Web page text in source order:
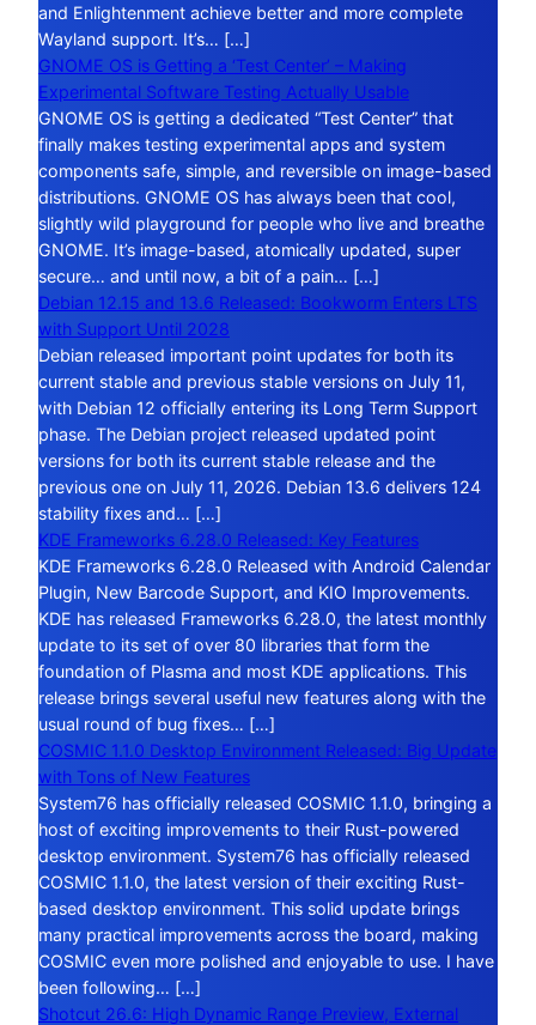
and Enlightenment achieve better and more complete
Wayland support. It’s… […]
GNOME OS is Getting a ‘Test Center’ – Making
Experimental Software Testing Actually Usable
GNOME OS is getting a dedicated “Test Center” that
finally makes testing experimental apps and system
components safe, simple, and reversible on image-based
distributions. GNOME OS has always been that cool,
slightly wild playground for people who live and breathe
GNOME. It’s image-based, atomically updated, super
secure… and until now, a bit of a pain… […]
Debian 12.15 and 13.6 Released: Bookworm Enters LTS
with Support Until 2028
Debian released important point updates for both its
current stable and previous stable versions on July 11,
with Debian 12 officially entering its Long Term Support
phase. The Debian project released updated point
versions for both its current stable release and the
previous one on July 11, 2026. Debian 13.6 delivers 124
stability fixes and… […]
KDE Frameworks 6.28.0 Released: Key Features
KDE Frameworks 6.28.0 Released with Android Calendar
Plugin, New Barcode Support, and KIO Improvements.
KDE has released Frameworks 6.28.0, the latest monthly
update to its set of over 80 libraries that form the
foundation of Plasma and most KDE applications. This
release brings several useful new features along with the
usual round of bug fixes… […]
COSMIC 1.1.0 Desktop Environment Released: Big Update
with Tons of New Features
System76 has officially released COSMIC 1.1.0, bringing a
host of exciting improvements to their Rust-powered
desktop environment. System76 has officially released
COSMIC 1.1.0, the latest version of their exciting Rust-
based desktop environment. This solid update brings
many practical improvements across the board, making
COSMIC even more polished and enjoyable to use. I have
been following… […]
Shotcut 26.6: High Dynamic Range Preview, External